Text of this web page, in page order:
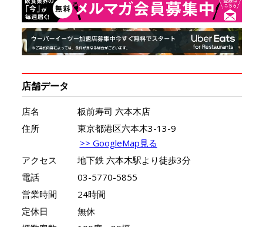
店舗データ
店名
板前寿司 六本木店
住所
東京都港区六本木3-13-9
>> GoogleMap見る
アクセス
地下鉄 六本木駅より徒歩3分
電話
03-5770-5855
営業時間
24時間
定休日
無休